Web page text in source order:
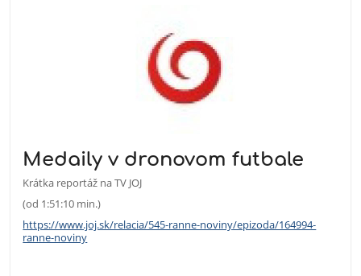
Medaily v dronovom futbale
Krátka reportáž na TV JOJ
(od 1:51:10 min.)
https://www.joj.sk/relacia/545-ranne-noviny/epizoda/164994-
ranne-noviny